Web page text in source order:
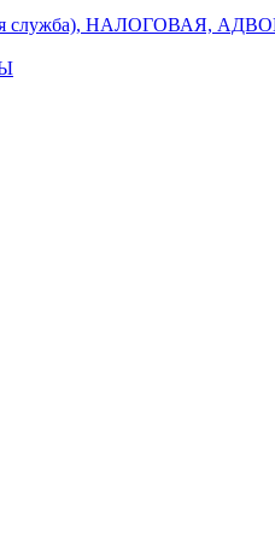
служба), НАЛОГОВАЯ,